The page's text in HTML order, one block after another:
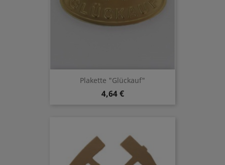
Plakette "Glückauf"
4,64 €